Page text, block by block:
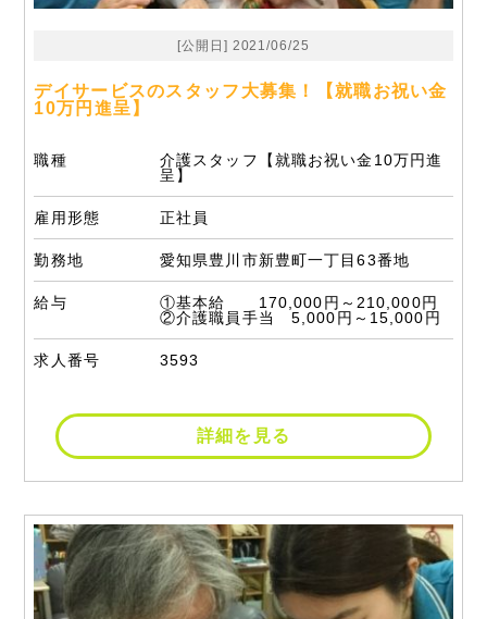
[公開日] 2021/06/25
デイサービスのスタッフ大募集！【就職お祝い金
10万円進呈】
職種
介護スタッフ【就職お祝い金10万円進
呈】
雇用形態 正社員
勤務地 愛知県豊川市新豊町一丁目63番地
給与
①基本給 170,000円～210,000円
②介護職員手当 5,000円～15,000円
求人番号 3593
詳細を見る